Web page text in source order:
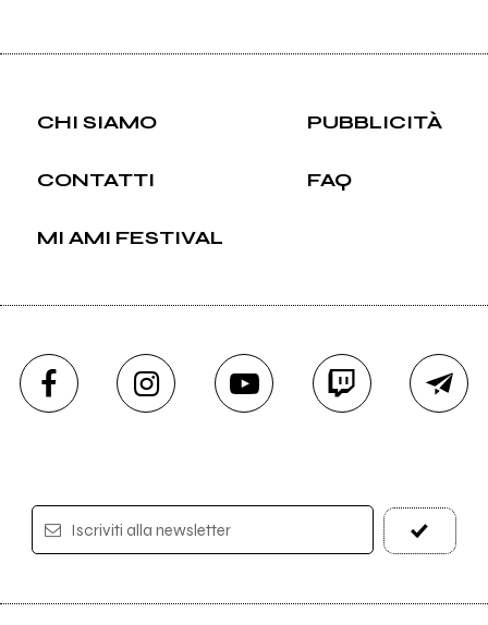
CHI SIAMO PUBBLICITÀ
CONTATTI FAQ
MI AMI FESTIVAL
Iscriviti alla newsletter